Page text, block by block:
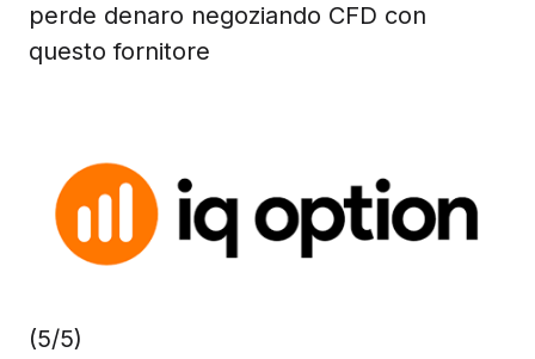
perde denaro negoziando CFD con
questo fornitore
(5/5)